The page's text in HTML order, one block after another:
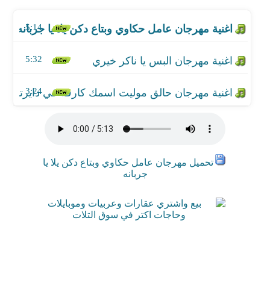
5:14
5:32
اغنية مهرجان حالق موليت اسمك كارفه في دايرتك
3:24
تحميل مهرجان عامل حكاوي وبتاع دكن يلا يا
جربانه